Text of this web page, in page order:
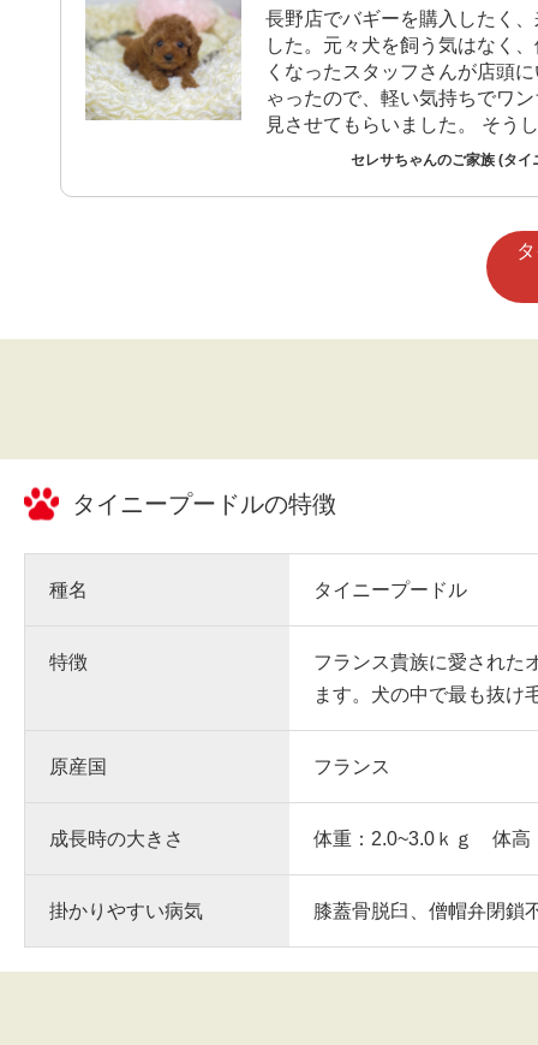
長野店でバギーを購入したく
した。元々犬を飼う気はなく
くなったスタッフさんが店頭
ゃったので、軽い気持ちでワ
見させてもらいました。 そう
ろ、とても可愛い顔のタイニ
購入を即決しました。家族が
ディーベアのようなワンちゃ
が夢だという話を聞いていた
り、余計に目をひかれました。
セレサちゃんのご家族 (タイ
タイニープードルの特徴
種名 タイニープードル
特徴
フランス貴族に愛された
ます。犬の中で最も抜け
原産国 フランス
成長時の大きさ 体重：2.0~3.0ｋｇ 体高
掛かりやすい病気 膝蓋骨脱臼、僧帽弁閉鎖